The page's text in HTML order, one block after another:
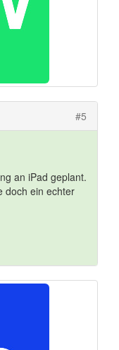
#5
an iPad geplant.
doch ein echter